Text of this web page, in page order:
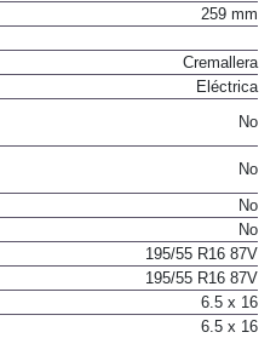
259 mm
Cremallera
Eléctrica
No
No
No
No
195/55 R16 87V
195/55 R16 87V
6.5 x 16
6.5 x 16